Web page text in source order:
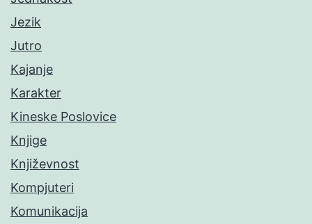
Jezik
Jutro
Kajanje
Karakter
Kineske Poslovice
Knjige
Književnost
Kompjuteri
Komunikacija